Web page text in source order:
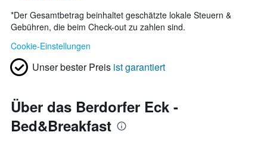
*Der Gesamtbetrag beinhaltet geschätzte lokale Steuern &
Gebühren, die beim Check-out zu zahlen sind.
Cookie-Einstellungen
Unser bester Preis ist garantiert
Über das Berdorfer Eck -
Bed&Breakfast